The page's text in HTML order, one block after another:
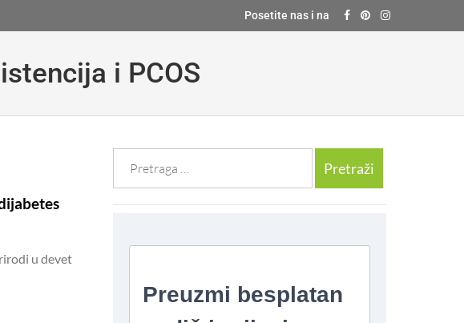
Posetite nas i na
i PCOS
u devet